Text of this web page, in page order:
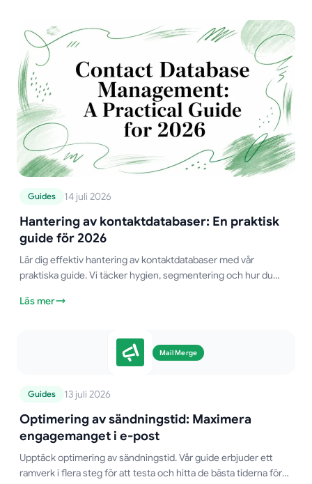
Guides 14 juli 2026
Hantering av kontaktdatabaser: En praktisk
guide för 2026
Lär dig effektiv hantering av kontaktdatabaser med vår
praktiska guide. Vi täcker hygien, segmentering och hur du
Läs mer
Mail Merge
Guides 13 juli 2026
Optimering av sändningstid: Maximera
engagemanget i e-post
Upptäck optimering av sändningstid. Vår guide erbjuder ett
ramverk i flera steg för att testa och hitta de bästa tiderna för